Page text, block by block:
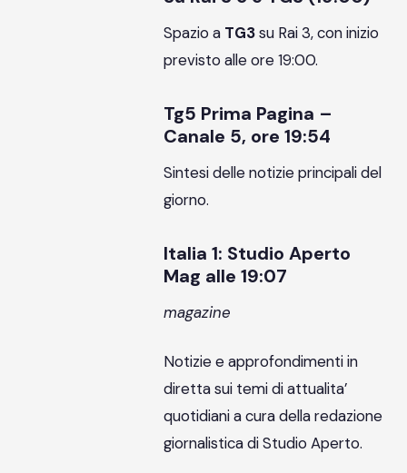
Spazio a TG3su Rai 3, con inizio
previsto alle ore 19:00.
Tg5 Prima Pagina –
Canale 5, ore 19:54
Sintesi delle notizie principali del
giorno.
Italia 1: Studio Aperto
Mag alle 19:07
magazine
Notizie e approfondimenti in
diretta sui temi di attualita’
quotidiani a cura della redazione
giornalistica di Studio Aperto.